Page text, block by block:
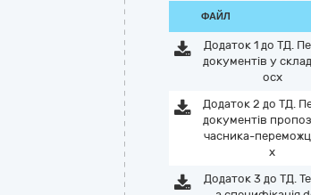
ФАЙЛ
Додаток 1 до ТД.
документів у
ocx
Додаток 2 до ТД.
документів
часника-
x
Додаток 3 до ТД.